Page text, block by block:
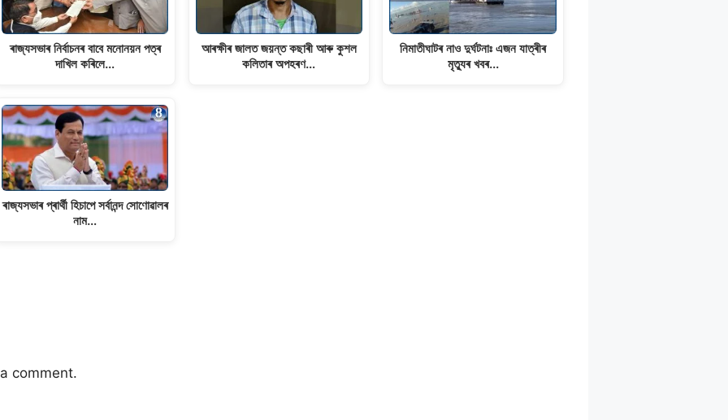
ৰাজ্যসভাৰ নিৰ্বাচনৰ বাবে মনোনয়ন পত্ৰ
দাখিল কৰিলে…
ৰাজ্যসভাৰ প্ৰাৰ্থী হিচাপে সৰ্বানন্দ সোণোৱালৰ
নাম…
আৰক্ষীৰ জালত জয়ন্ত কছাৰী আৰু কুশল
কলিতাৰ অপহৰণ…
নিমাতীঘাটৰ নাও দুৰ্ঘটনাঃ এজন যাত্ৰীৰ
মৃত্যুৰ খবৰ...
comment.